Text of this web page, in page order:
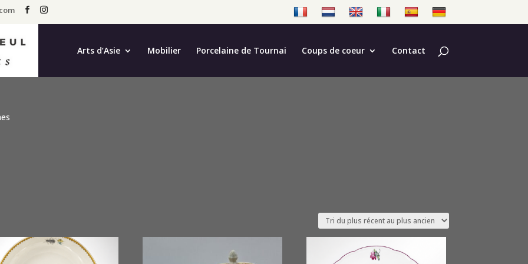
Arts d’Asie Mobilier Porcelaine de Tournai Coups de coeur Contact